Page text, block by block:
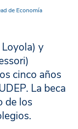
de Economía
y
cinco años
La beca
de los